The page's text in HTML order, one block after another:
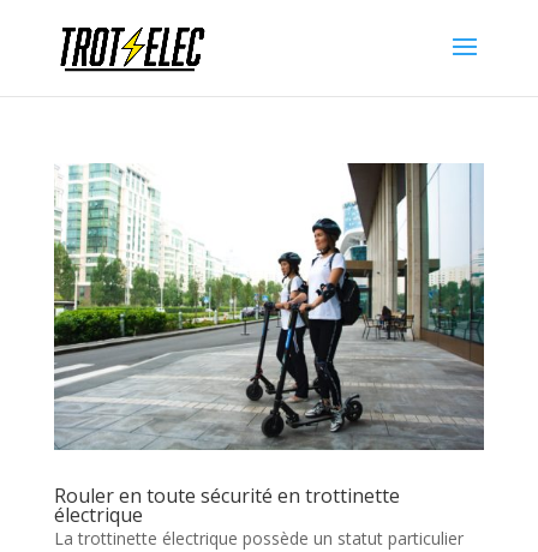
Rouler en toute sécurité en trottinette
électrique
La trottinette électrique possède un statut particulier